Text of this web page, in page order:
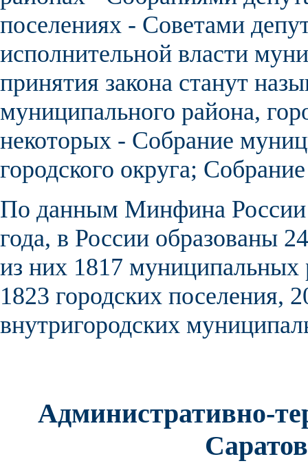
поселениях - Советами
исполнительной власти
принятия закона станут
муниципального района,
некоторых - Собрание
городского округа;
По данным Минфина России
года, в России образованы
из них 1817 муниципальных
1823 городских поселения,
внутригородских
Административно-